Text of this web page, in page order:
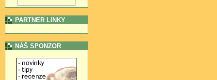
PARTNER LINKY
NÁŠ SPONZOR